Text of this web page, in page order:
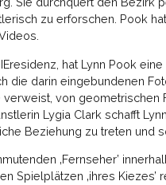
zu erforschen. Pook
hat Lynn Pook
die darin eingebundenen
von geometrischen
Lygia Clark schafft
Beziehung zu treten und
‚Fernseher’
Spielplätzen ‚ihres